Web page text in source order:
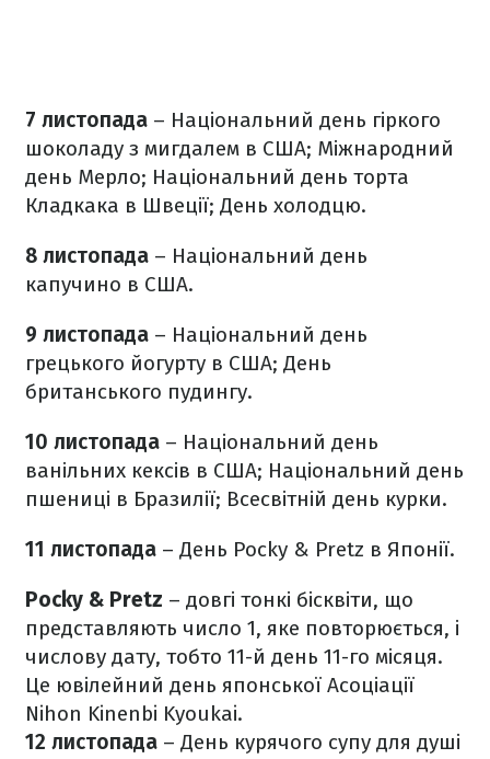
7 листопада – Національний день гіркого
шоколаду з мигдалем в США; Міжнародний
день Мерло; Національний день торта
Кладкака в Швеції; День холодцю.
8 листопада – Національний день
капучино в США.
9 листопада – Національний день
грецького йогурту в США; День
британського пудингу.
10 листопада – Національний день
ванільних кексів в США; Національний день
пшениці в Бразилії; Всесвітній день курки.
11 листопада – День Pocky & Pretz в Японії.
Pocky & Pretz – довгі тонкі бісквіти, що
представляють число 1, яке повторюється, і
числову дату, тобто 11-й день 11-го місяця.
Це ювілейний день японської Асоціації
Nihon Kinenbi Kyoukai.
12 листопада – День курячого супу для душі